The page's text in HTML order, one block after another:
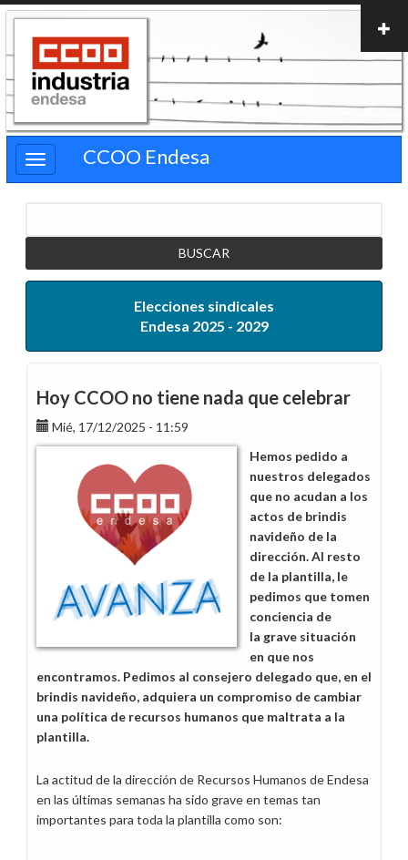
Pasar
contenido
principal
CCOO Endesa
Elecciones sindicales
Endesa 2025 - 2029
Hoy CCOO no tiene nada que celebrar
Mié, 17/12/2025 - 11:59
Hemos pedido a
nuestros delegados
que no acudan a los
actos de brindis
navideño de la
dirección. Al resto
de la plantilla, le
pedimos que tomen
conciencia de
la grave situación
en que nos
encontramos. Pedimos al consejero delegado que, en el
brindis navideño, adquiera un compromiso de cambiar
una política de recursos humanos que maltrata a la
plantilla.
La actitud de la dirección de Recursos Humanos de Endesa
en las últimas semanas ha sido grave en temas tan
importantes para toda la plantilla como son: